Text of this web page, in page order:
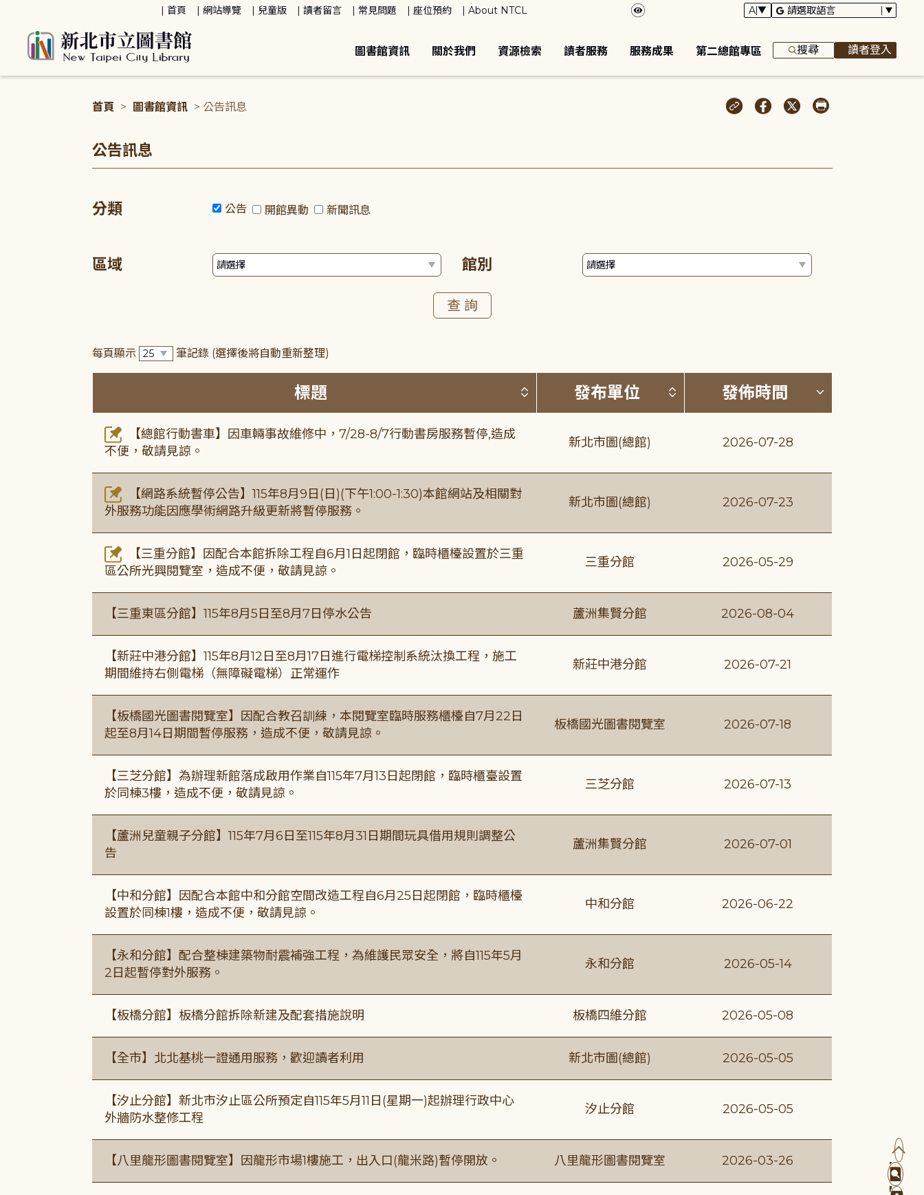
首頁 網站導覽 兒童版 讀者留言 常見問題 座位預約 About NTCL
圖書館資訊 關於我們 資源檢索 讀者服務 服務成果 第二總館專區 搜尋 讀者登入
首頁 > 圖書館資訊 > 公告訊息
公告訊息
分類 公告 開館異動 新聞訊息
區域 館別
每頁顯示 筆記錄 (選擇後將自動重新整理)
標題 按標題排序 (升降冪)
發布單位 按發布單位排序 (升降冪)
發佈時間 按發佈時間
【總館行動書車】因車輛事故維修中，7/28-8/7行動書房服務暫停,造成
不便，敬請見諒。
新北市圖(總館) 2026-07-28
【網路系統暫停公告】115年8月9日(日)(下午1:00-1:30)本館網站及相關對
外服務功能因應學術網路升級更新將暫停服務。
新北市圖(總館) 2026-07-23
【三重分館】因配合本館拆除工程自6月1日起閉館，臨時櫃檯設置於三重
區公所光興閱覽室，造成不便，敬請見諒。
三重分館 2026-05-29
【三重東區分館】115年8月5日至8月7日停水公告 蘆洲集賢分館 2026-08-04
【新莊中港分館】115年8月12日至8月17日進行電梯控制系統汰換工程，施工
期間維持右側電梯（無障礙電梯）正常運作
新莊中港分館 2026-07-21
【板橋國光圖書閱覽室】因配合教召訓練，本閱覽室臨時服務櫃檯自7月22日
起至8月14日期間暫停服務，造成不便，敬請見諒。
板橋國光圖書閱覽室 2026-07-18
【三芝分館】為辦理新館落成啟用作業自115年7月13日起閉館，臨時櫃臺設置
於同棟3樓，造成不便，敬請見諒。
三芝分館 2026-07-13
【蘆洲兒童親子分館】115年7月6日至115年8月31日期間玩具借用規則調整公
告
蘆洲集賢分館 2026-07-01
【中和分館】因配合本館中和分館空間改造工程自6月25日起閉館，臨時櫃檯
設置於同棟1樓，造成不便，敬請見諒。
中和分館 2026-06-22
【永和分館】配合整棟建築物耐震補強工程，為維護民眾安全，將自115年5月
2日起暫停對外服務。
永和分館 2026-05-14
【板橋分館】板橋分館拆除新建及配套措施說明 板橋四維分館 2026-05-08
【全市】北北基桃一證通用服務，歡迎讀者利用 新北市圖(總館) 2026-05-05
【汐止分館】新北市汐止區公所預定自115年5月11日(星期一)起辦理行政中心
外牆防水整修工程
汐止分館 2026-05-05
【八里龍形圖書閱覽室】因龍形市場1樓施工，出入口(龍米路)暫停開放。 八里龍形圖書閱覽室 2026-03-26